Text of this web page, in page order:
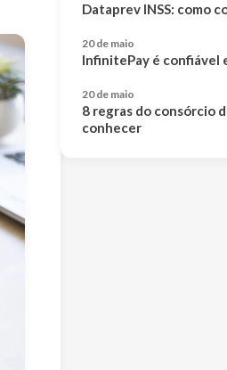
Dataprev INSS: como
20 de maio
InfinitePay é confiável
20 de maio
8 regras do consórcio
conhecer